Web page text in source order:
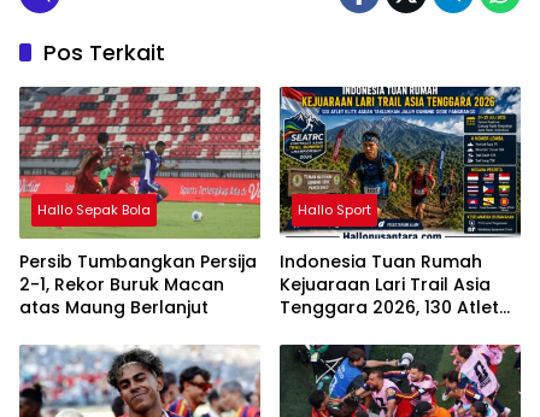
Pos Terkait
Hallo Sepak Bola
Persib Tumbangkan Persija
2-1, Rekor Buruk Macan
atas Maung Berlanjut
Hallo Sport
Indonesia Tuan Rumah
Kejuaraan Lari Trail Asia
Tenggara 2026, 130 Atlet
Gunung Gede Pangrango